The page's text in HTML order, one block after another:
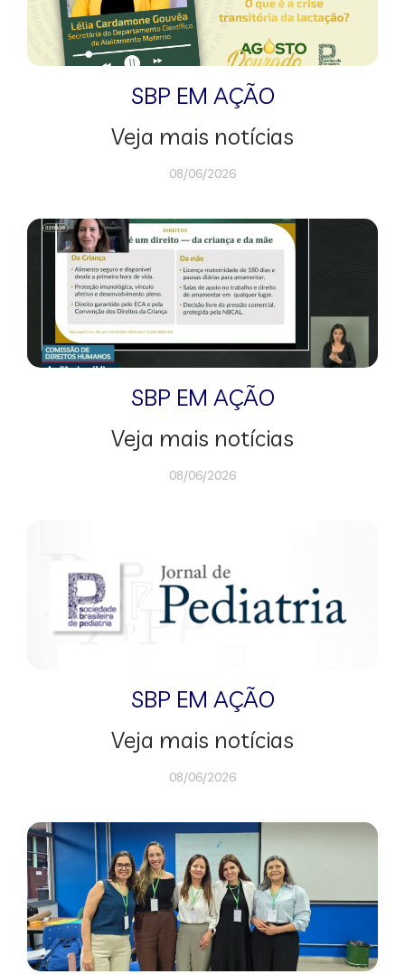
SBP EM AÇÃO
Veja mais notícias
08/06/2026
SBP EM AÇÃO
Veja mais notícias
08/06/2026
SBP EM AÇÃO
Veja mais notícias
08/06/2026